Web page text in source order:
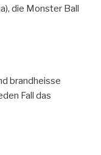
die Monster Ball
brandheisse
Fall das